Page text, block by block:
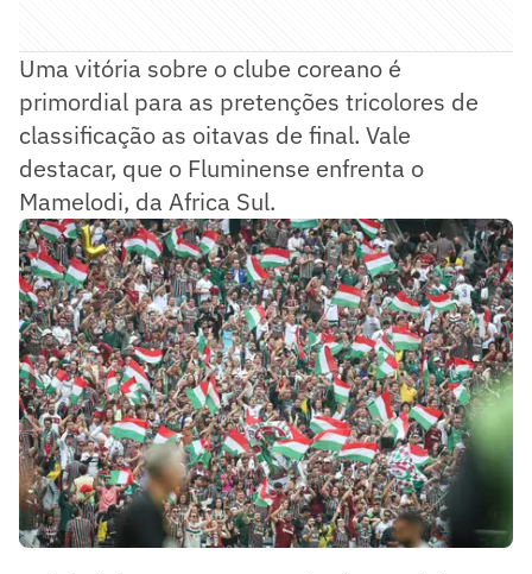
Uma vitória sobre o clube coreano é
primordial para as pretenções tricolores de
classificação as oitavas de final. Vale
destacar, que o Fluminense enfrenta o
Mamelodi, da Africa Sul.